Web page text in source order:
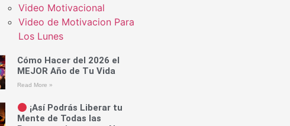
Video Motivacional
Video de Motivacion Para
Los Lunes
Cómo Hacer del 2026 el
MEJOR Año de Tu Vida
Read More »
¡Así Podrás Liberar tu
Mente de Todas las